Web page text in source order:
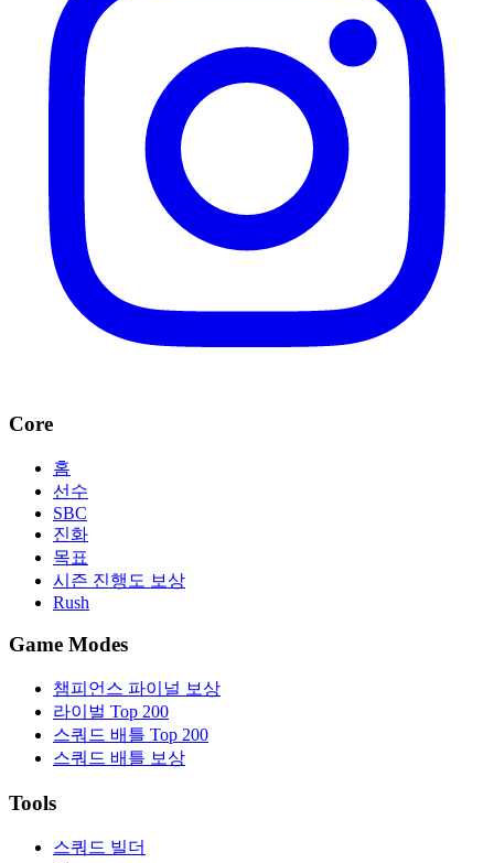
Core
홈
선수
SBC
진화
목표
시즌 진행도 보상
Rush
Game Modes
챔피언스 파이널 보상
라이벌 Top 200
스쿼드 배틀 Top 200
스쿼드 배틀 보상
Tools
스쿼드 빌더